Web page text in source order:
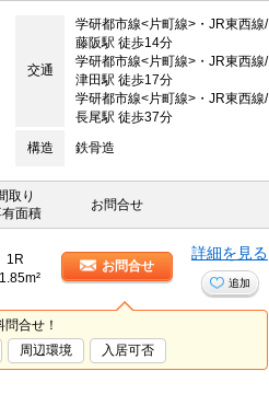
交通
学研都市線<片町線>・JR東西線/
藤阪駅 徒歩14分
学研都市線<片町線>・JR東西線/
津田駅 徒歩17分
学研都市線<片町線>・JR東西線/
長尾駅 徒歩37分
構造 鉄骨造
取り
有面積
お問合せ
1R
お問合せ
詳細を見る
追加
合せ！
周辺環境
入居可否